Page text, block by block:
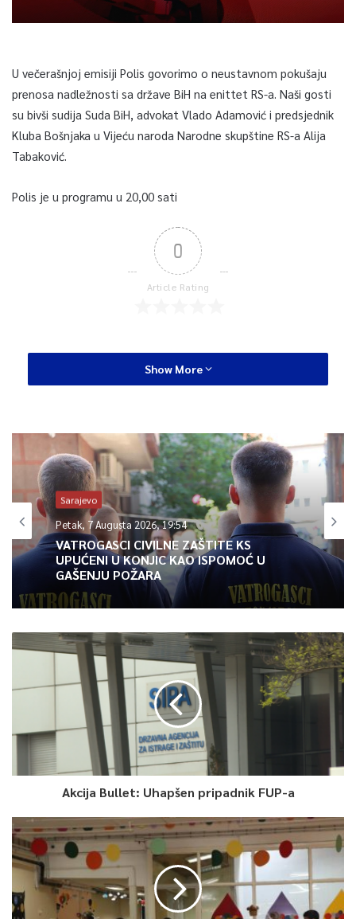
U večerašnjoj emisiji Polis govorimo o neustavnom pokušaju
prenosa nadležnosti sa države BiH na enittet RS-a. Naši gosti
su bivši sudija Suda BiH, advokat Vlado Adamović i predsjednik
Kluba Bošnjaka u Vijeću naroda Narodne skupštine RS-a Alija
Tabaković.
Polis je u programu u 20,00 sati
0
Article Rating
Show More
Sarajevo
Petak, 7 Augusta 2026, 19:54
VATROGASCI CIVILNE ZAŠTITE KS
UPUĆENI U KONJIC KAO ISPOMOĆ U
GAŠENJU POŽARA
Akcija Bullet: Uhapšen pripadnik FUP-a